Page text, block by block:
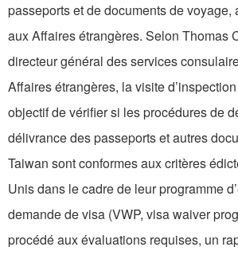
passeports et de documents de voyage,
aux Affaires étrangères. Selon Thomas
directeur général des services
Affaires étrangères, la visite
objectif de vérifier si les procédures de
délivrance des passeports et autres
Taiwan sont conformes aux critères
Unis dans le cadre de leur programme
demande de visa (VWP, visa waiver
procédé aux évaluations requises, un